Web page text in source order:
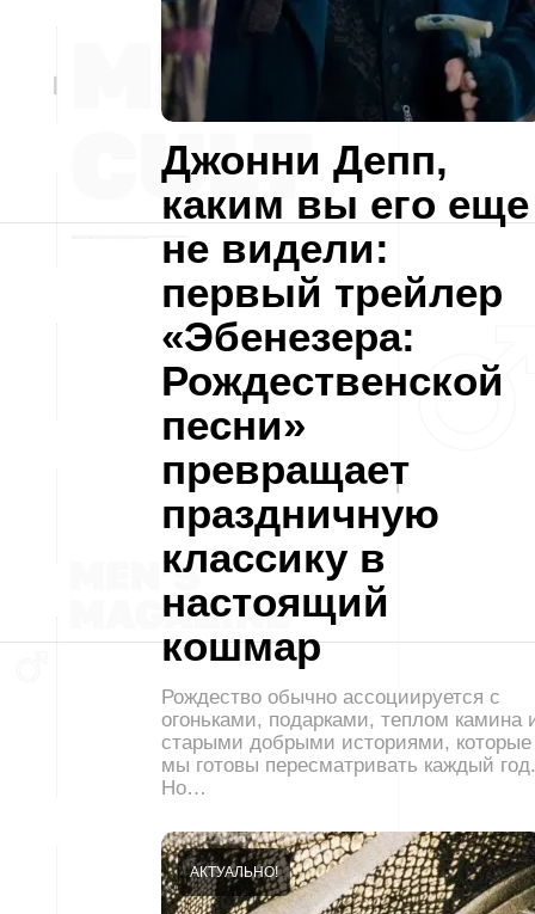
Джонни Депп,
каким вы его еще
не видели:
первый трейлер
«Эбенезера:
Рождественской
песни»
превращает
праздничную
классику в
настоящий
кошмар
Рождество обычно ассоциируется с
огоньками, подарками, теплом камина
старыми добрыми историями, которые
мы готовы пересматривать каждый год.
Но…
АКТУАЛЬНО!